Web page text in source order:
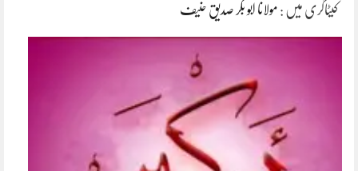
کیٹاگری میں : مولانا ابو بکر صدیق حنیف